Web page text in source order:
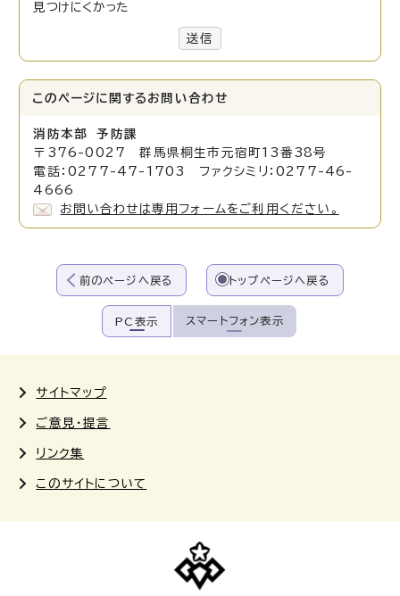
見つけにくかった
送信
このページに関する お問い合わせ
消防本部 予防課
〒376-0027 群馬県桐生市元宿町13番38号
電話：0277-47-1703 ファクシミリ：0277-46-
4666
お問い合わせは専用フォームをご利用ください。
前のページへ戻る トップページへ戻る
PC表示 スマートフォン表示
サイトマップ
ご意見・提言
リンク集
このサイトについて